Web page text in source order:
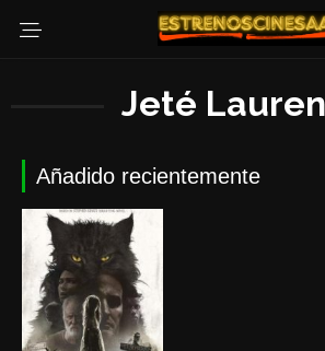
Jeté
Añadido recientemente